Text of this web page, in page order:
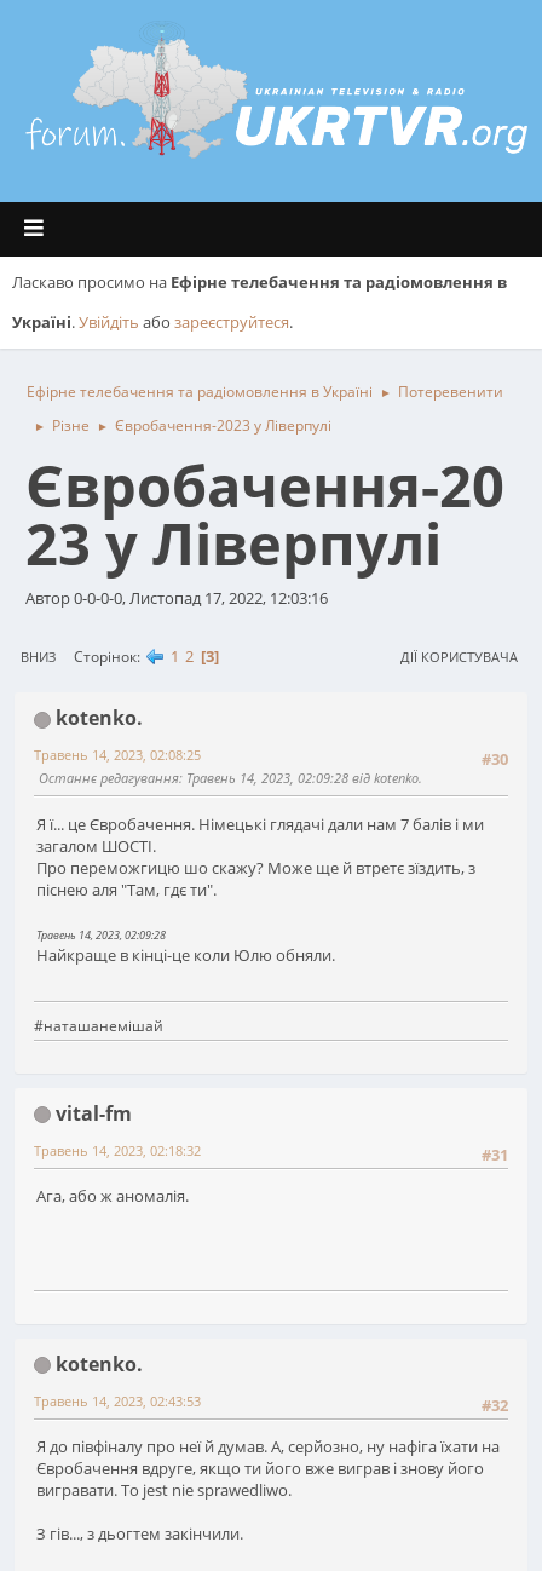
Ласкаво просимо на Ефірне телебачення та радіомовлення в
Україні.Увійдіть або зареєструйтеся.
Ефірне телебачення та радіомовлення в Україні ► Потеревенити
► Різне ► Євробачення-2023 у Ліверпулі
Євробачення-20
23 у Ліверпулі
Автор 0-0-0-0, Листопад 17, 2022, 12:03:16
ВНИЗ Сторінок 1 2 3 ДІЇ КОРИСТУВАЧА
kotenko.
#30
Травень 14, 2023, 02:08:25
Останнє редагування: Травень 14, 2023, 02:09:28 від kotenko.
Я ї... це Євробачення. Німецькі глядачі дали нам 7 балів і ми
загалом ШОСТІ.
Про переможгицю шо скажу? Може ще й втретє зїздить, з
піснею аля "Там, гдє ти".
Травень 14, 2023, 02:09:28
Найкраще в кінці-це коли Юлю обняли.
#наташанемішай
vital-fm
#31
Травень 14, 2023, 02:18:32
Ага, або ж аномалія.
kotenko.
#32
Травень 14, 2023, 02:43:53
Я до півфіналу про неї й думав. А, серйозно, ну нафіга їхати на
Євробачення вдруге, якщо ти його вже виграв і знову його
вигравати. To jest nie sprawedliwo.
З гів..., з дьогтем закінчили.